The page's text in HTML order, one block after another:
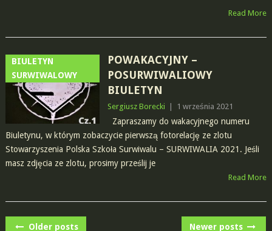
Read More
BIULETYN
SURWIWALOWY
POWAKACYJNY –
POSURWIWALIOWY
BIULETYN
Sergiusz Borecki 1 września 2021
Zapraszamy do wakacyjnego numeru
Biuletynu, w którym zobaczycie pierwszą fotorelację ze zlotu
Stowarzyszenia Polska Szkoła Surwiwalu – SURWIWALIA 2021. Jeśli
masz zdjęcia ze zlotu, prosimy prześlij je
Read More
POSTS
Older posts Newer posts